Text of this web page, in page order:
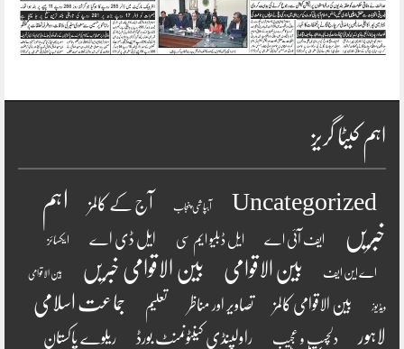
اہم کیٹا گریز
Uncategorized آبپاشی پنجاب آج کے کالمز
اہم
خبریں
ایف آئی اے ایل ڈبلیو ایم سی ایل ڈی اے ایکسائز
اے این ایف بین الاقوامی بین الاقوامی خبریں بین الاقوامی
ویڈیوز بین الاقوامی کالمز تصاویر اور مناظر تعلیم
جماعت اسلامی
لاہور
دلچسپ و عجیب راولپنڈی کینٹونمنٹ بورڈ ریلوے پاکستان